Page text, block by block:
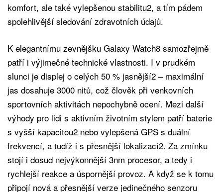
komfort, ale také vylepšenou stabilitu2, a tím pádem
spolehlivější sledování zdravotních údajů.
K elegantnímu zevnějšku Galaxy Watch8 samozřejmě
patří i výjimečné technické vlastnosti. I v prudkém
slunci je displej o celých 50 % jasnější2 – maximální
jas dosahuje 3000 nitů, což člověk při venkovních
sportovních aktivitách nepochybně ocení. Mezi další
výhody pro lidi s aktivním životním stylem patří baterie
s vyšší kapacitou2 nebo vylepšená GPS s duální
frekvencí, a tudíž i s přesnější lokalizací2. Za zmínku
stojí i dosud nejvýkonnější 3nm procesor, a tedy i
rychlejší reakce a úspornější provoz. A když se k tomu
připojí nová a přesnější verze jedinečného senzoru